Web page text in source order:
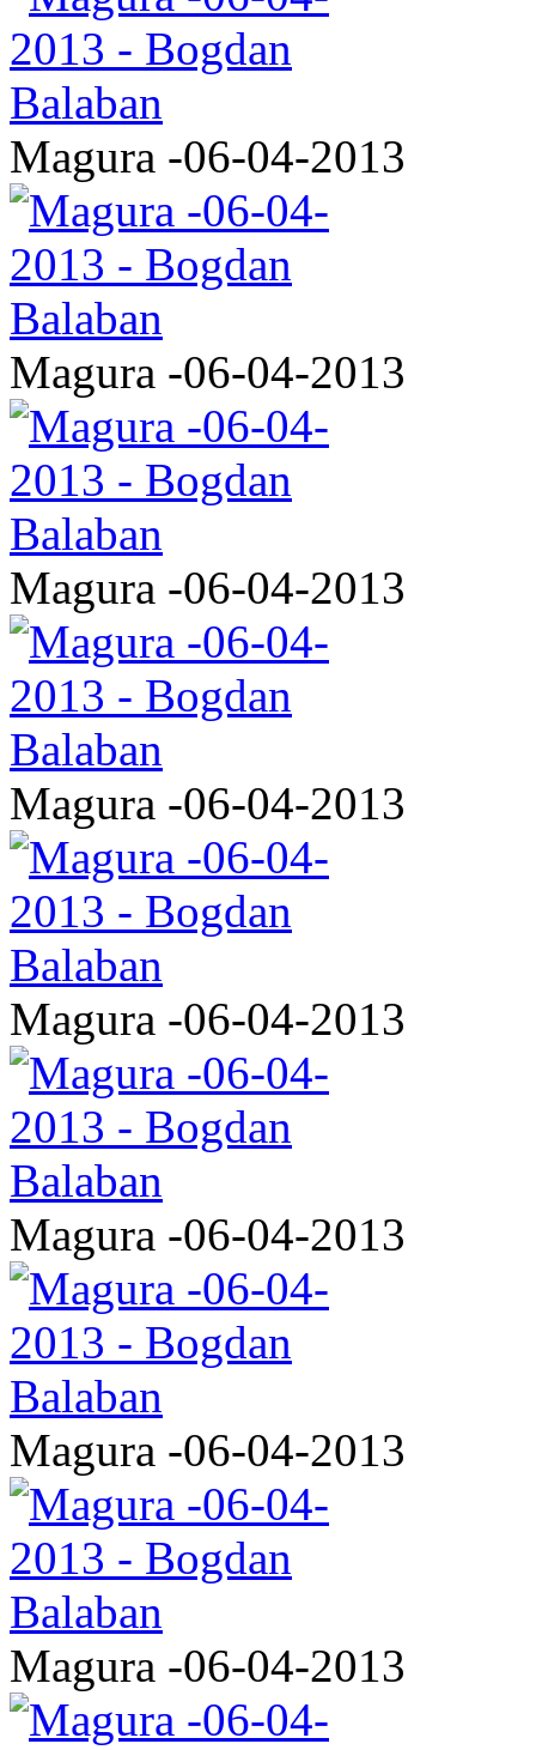
Magura -06-04-2013
Magura -06-04-2013
Magura -06-04-2013
Magura -06-04-2013
Magura -06-04-2013
Magura -06-04-2013
Magura -06-04-2013
Magura -06-04-2013